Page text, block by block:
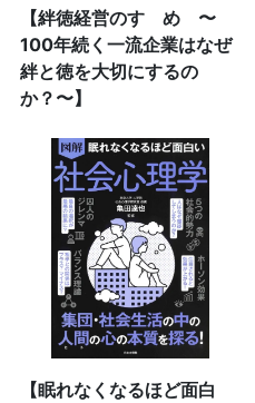
【絆徳経営のすゝめ 〜
100年続く一流企業はなぜ
絆と徳を大切にするの
か？〜】
【眠れなくなるほど面白